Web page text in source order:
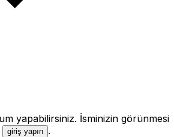
yapabilirsiniz. İsminizin görünmesi
giriş yapın .